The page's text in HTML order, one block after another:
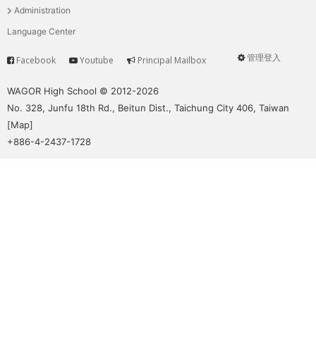
單Administration
Language Center
User
管理登入
Service
Facebook Youtube Principal Mailbox
WAGOR High School © 2012-2026
No. 328, Junfu 18th Rd., Beitun Dist., Taichung City 406, Taiwan
[Map]
+886-4-2437-1728